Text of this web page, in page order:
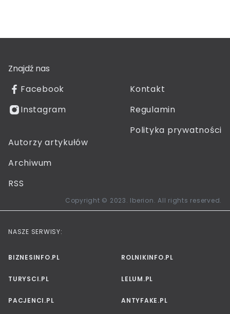
Znajdź nas
Facebook
Instagram
Kontakt
Regulamin
Polityka prywatności
Autorzy artykułów
Archiwum
RSS
Copyright © 2023. Iberion. All rights reserved.
NASZE SERWISY:
BIZNESINFO.PL ROLNIKINFO.PL
TURYSCI.PL LELUM.PL
PACJENCI.PL ANTYFAKE.PL